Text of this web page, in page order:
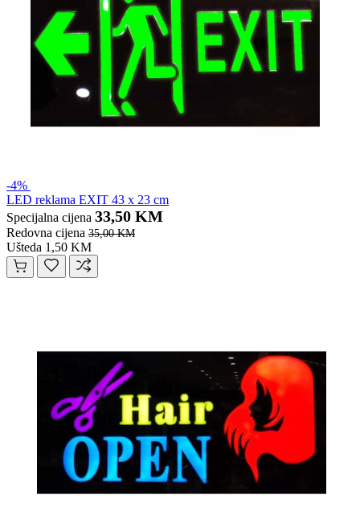
-4%
LED reklama EXIT 43 x 23 cm
Specijalna cijena 33,50 KM
Redovna cijena 35,00 KM
Ušteda 1,50 KM